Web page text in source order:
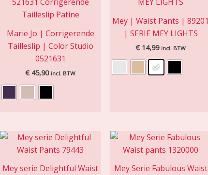
Marie Jo | Corrigerende
Tailleslip | Color Studio
0521631
€ 45,90 incl. BTW
Mey | Waist Pants | 89201
| SERIE MEY LIGHTS
€ 14,99 incl. BTW
Mey serie Delightful Waist
Mey Serie Fabulous Waist